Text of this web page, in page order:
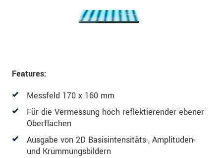
Features:
Messfeld 170 x 160 mm
Für die Vermessung hoch reflektierender ebener
Oberflächen
Ausgabe von 2D Basisintensitäts-, Amplituden-
und Krümmungsbildern